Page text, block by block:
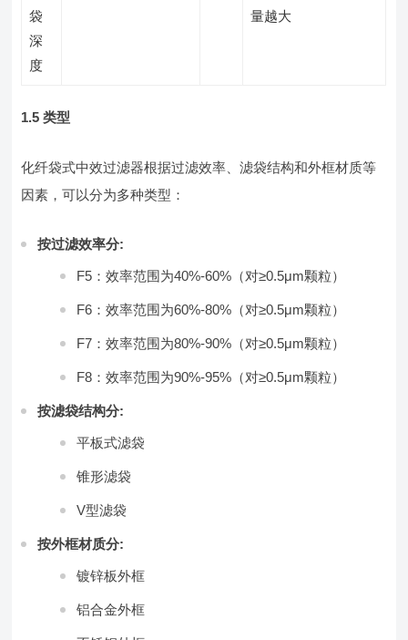
袋
深
度
量越大
1.5 类型
化纤袋式中效过滤器根据过滤效率、滤袋结构和外框材质等
因素，可以分为多种类型：
按过滤效率分:
F5：效率范围为40%-60%（对≥0.5μm颗粒）
F6：效率范围为60%-80%（对≥0.5μm颗粒）
F7：效率范围为80%-90%（对≥0.5μm颗粒）
F8：效率范围为90%-95%（对≥0.5μm颗粒）
按滤袋结构分:
平板式滤袋
锥形滤袋
V型滤袋
按外框材质分:
镀锌板外框
铝合金外框